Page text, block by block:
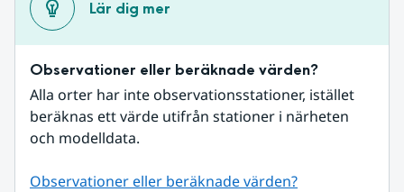
Lär dig mer
Observationer eller beräknade värden?
Alla orter har inte observationsstationer, istället
beräknas ett värde utifrån stationer i närheten
och modelldata.
Observationer eller beräknade värden?